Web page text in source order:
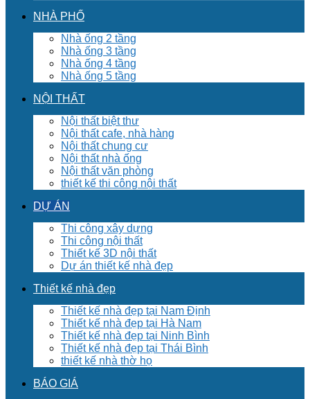
NHÀ PHỐ
Nhà ống 2 tầng
Nhà ống 3 tầng
Nhà ống 4 tầng
Nhà ống 5 tầng
NỘI THẤT
Nội thất biệt thư
Nội thất cafe, nhà hàng
Nội thất chung cư
Nội thất nhà ống
Nội thất văn phòng
thiết kế thi công nội thất
DỰ ÁN
Thi công xây dựng
Thi công nội thất
Thiết kế 3D nội thất
Dự án thiết kế nhà đẹp
Thiết kế nhà đẹp
Thiết kế nhà đẹp tại Nam Định
Thiết kế nhà đẹp tại Hà Nam
Thiết kế nhà đẹp tại Ninh Bình
Thiết kế nhà đẹp tại Thái Bình
thiết kế nhà thờ họ
BÁO GIÁ